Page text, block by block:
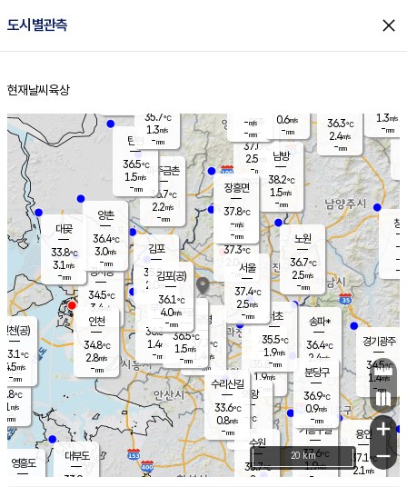
도시별관측 close
홈
현재날씨 육상
의도
℃
m/s
mm
영흥도
양주
37.0℃
2.5
-mm
과천
35.8℃
1.9m/s
- mm
용인
37.1℃
2.1 m/s
경기광주
34.5℃
1.4m/s
-mm
대부도
33.9
경서동
34.5℃
3.4 m/s
-mm
파주금촌
36.7℃
2.2m/s
-mm
36.3℃
2.4m/s
-mm
대곶
33.8℃
3.1 m/s
-mm
창
-
-m/
-
탄현
36.5℃
1.5m/s
-mm
1.3m/s
-mm
의왕
- ℃
m/s
mm
김포
35.8℃
2.0 m/s
mm
광명
37.7 ℃
1.4 m/s
-mm
부천
36.3℃
1.4m/s
-mm
양촌
36.4℃
3.0m/s
-mm
구로
36.5℃
1.5m/s
-mm
은평
37.3℃
2.0 m/s
- mm
노원
36.7℃
2.5m/s
-mm
송파*
36.4℃
2.4m/s
-mm
서초
35.5℃
1.9m/s
-mm
남방
38.2℃
1.5m/s
-mm
기흥구갈
37.6℃
1.9m/s
-
수리산길
33.6℃
0.8m/s
-mm
분당구
36.9℃
0.9m/s
-mm
장흥면
37.8℃
-m/s
-mm
-m/s
-mm
인천(공)
33.1℃
4.5m/s
-mm
김포(공)
36.1℃
4.0m/s
-mm
수원
35.7℃
2 m/s
인천
34.8℃
2.8m/s
-mm
서울
37.4℃
2.5m/s
-mm
35.7℃
1.3m/s
-mm
0.6m/s
-mm
+
−
20 km